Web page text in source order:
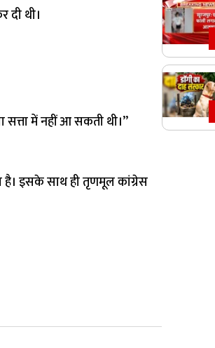
दी थी।
में नहीं आ सकती थी।’’
है। इसके साथ ही तृणमूल कांग्रेस